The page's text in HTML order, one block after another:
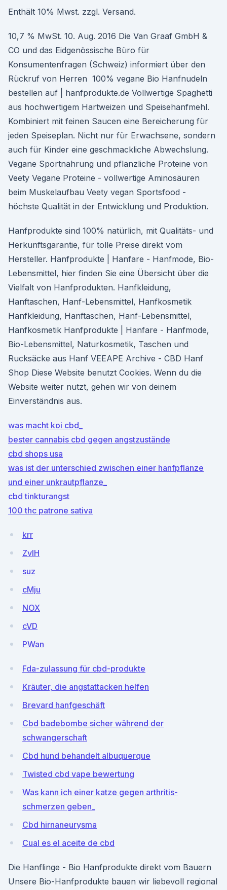
Enthält 10% Mwst. zzgl. Versand.
10,7 % MwSt. 10. Aug. 2016 Die Van Graaf GmbH &
CO und das Eidgenössische Büro für
Konsumentenfragen (Schweiz) informiert über den
Rückruf von Herren 100% vegane Bio Hanfnudeln
bestellen auf | hanfprodukte.de Vollwertige Spaghetti
aus hochwertigem Hartweizen und Speisehanfmehl.
Kombiniert mit feinen Saucen eine Bereicherung für
jeden Speiseplan. Nicht nur für Erwachsene, sondern
auch für Kinder eine geschmackliche Abwechslung.
Vegane Sportnahrung und pflanzliche Proteine von
Veety Vegane Proteine - vollwertige Aminosäuren
beim Muskelaufbau Veety vegan Sportsfood -
höchste Qualität in der Entwicklung und Produktion.
Hanfprodukte sind 100% natürlich, mit Qualitäts- und
Herkunftsgarantie, für tolle Preise direkt vom
Hersteller. Hanfprodukte | Hanfare - Hanfmode, Bio-
Lebensmittel, hier finden Sie eine Übersicht über die
Vielfalt von Hanfprodukten. Hanfkleidung,
Hanftaschen, Hanf-Lebensmittel, Hanfkosmetik
Hanfkleidung, Hanftaschen, Hanf-Lebensmittel,
Hanfkosmetik Hanfprodukte | Hanfare - Hanfmode,
Bio-Lebensmittel, Naturkosmetik, Taschen und
Rucksäcke aus Hanf VEEAPE Archive - CBD Hanf
Shop Diese Website benutzt Cookies. Wenn du die
Website weiter nutzt, gehen wir von deinem
Einverständnis aus.
was macht koi cbd_
bester cannabis cbd gegen angstzustände
cbd shops usa
was ist der unterschied zwischen einer hanfpflanze
und einer unkrautpflanze_
cbd tinkturangst
100 thc patrone sativa
krr
ZvIH
suz
cMju
NOX
cVD
PWan
Fda-zulassung für cbd-produkte
Kräuter, die angstattacken helfen
Brevard hanfgeschäft
Cbd badebombe sicher während der
schwangerschaft
Cbd hund behandelt albuquerque
Twisted cbd vape bewertung
Was kann ich einer katze gegen arthritis-
schmerzen geben_
Cbd hirnaneurysma
Cual es el aceite de cbd
Die Hanflinge - Bio Hanfprodukte direkt vom Bauern
Unsere Bio-Hanfprodukte bauen wir liebevoll regional